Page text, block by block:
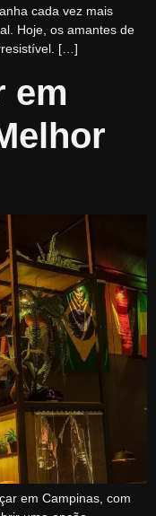
cada vez mais
Hoje, os amantes de
[…]
em
em Campinas, com